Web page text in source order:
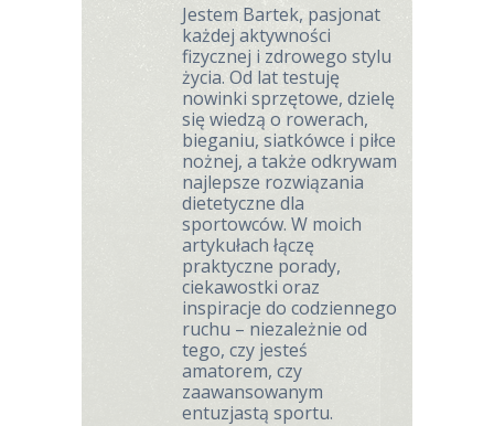
Jestem Bartek, pasjonat
każdej aktywności
fizycznej i zdrowego stylu
życia. Od lat testuję
nowinki sprzętowe, dzielę
się wiedzą o rowerach,
bieganiu, siatkówce i piłce
nożnej, a także odkrywam
najlepsze rozwiązania
dietetyczne dla
sportowców. W moich
artykułach łączę
praktyczne porady,
ciekawostki oraz
inspiracje do codziennego
ruchu – niezależnie od
tego, czy jesteś
amatorem, czy
zaawansowanym
entuzjastą sportu.